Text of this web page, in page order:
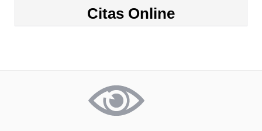
Citas Online